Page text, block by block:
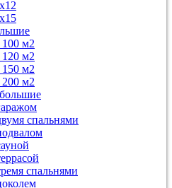
м2
м2
м2
м2
спальнями
спальнями